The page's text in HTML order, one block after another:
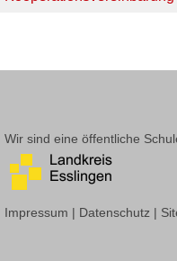
Wir sind eine öffentliche
Impressum | Datenschutz |